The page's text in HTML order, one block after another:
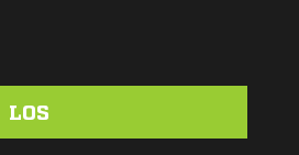
LOS